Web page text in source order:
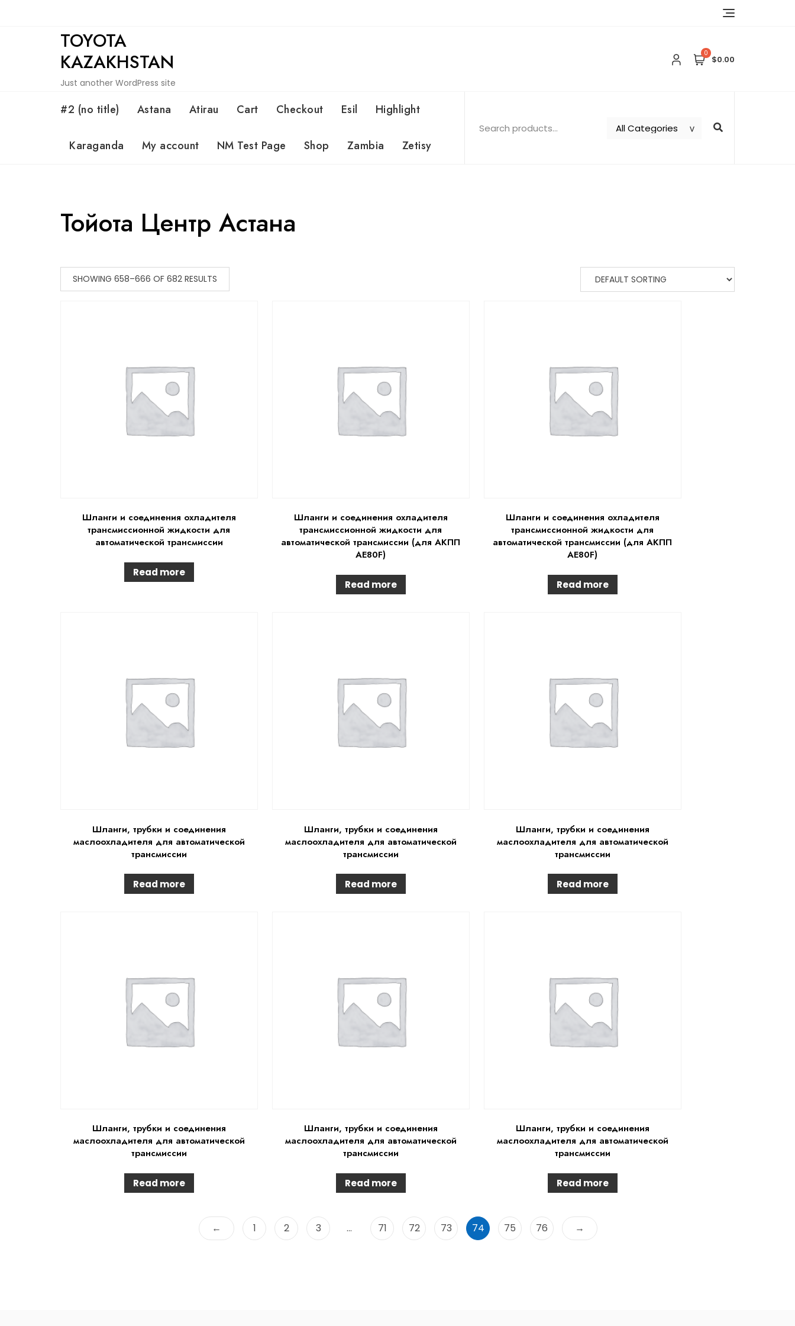
TOYOTA
KAZAKHSTAN
Just another WordPress site
0
$0.00
#2 (no title) Astana Atirau Cart Checkout Esil Highlight
Karaganda My account NM Test Page Shop Zambia Zetisy
Тойота Центр Астана
SHOWING 658–666 OF 682 RESULTS
Шланги и соединения охладителя
трансмиссионной жидкости для
автоматической трансмиссии
Read more
Шланги и соединения охладителя
трансмиссионной жидкости для
автоматической трансмиссии (для АКПП
AE80F)
Read more
Шланги и соединения охладителя
трансмиссионной жидкости для
автоматической трансмиссии (для АКПП
AE80F)
Read more
Шланги, трубки и соединения
маслоохладителя для автоматической
трансмиссии
Read more
Шланги, трубки и соединения
маслоохладителя для автоматической
трансмиссии
Read more
Шланги, трубки и соединения
маслоохладителя для автоматической
трансмиссии
Read more
Шланги, трубки и соединения
маслоохладителя для автоматической
трансмиссии
Read more
Шланги, трубки и соединения
маслоохладителя для автоматической
трансмиссии
Read more
Шланги, трубки и соединения
маслоохладителя для автоматической
трансмиссии
Read more
← 1 2 3 … 71 72 73 74 75 76 →